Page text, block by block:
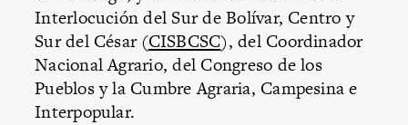
Interlocución del Sur de Bolívar, Centro y
Sur del César (CISBCSC), del Coordinador
Nacional Agrario, del Congreso de los
Pueblos y la Cumbre Agraria, Campesina e
Interpopular.